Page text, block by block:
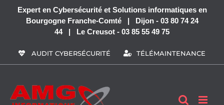
Passer
contenu
Expert en Cybersécurité et Solutions informatiques en
Bourgogne Franche-Comté | Dijon - 03 80 74 24
44 | Le Creusot - 03 85 55 49 75
AUDIT CYBERSÉCURITÉ TÉLÉMAINTENANCE